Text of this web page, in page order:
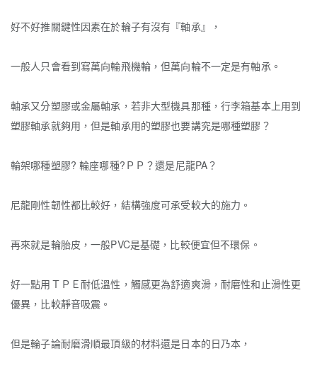
好不好推關鍵性因素在於輪子有沒有『軸承』，
一般人只會看到寫萬向輪飛機輪，但萬向輪不一定是有軸承。
軸承又分塑膠或金屬軸承，若非大型機具那種，行李箱基本上用到
塑膠軸承就夠用，但是軸承用的塑膠也要講究是哪種塑膠？
輪架哪種塑膠? 輪座哪種? ＰＰ？還是尼龍PA？
尼龍剛性韌性都比較好，結構強度可承受較大的施力。
再來就是輪胎皮，一般PVC是基礎，比較便宜但不環保。
好一點用ＴＰＥ耐低溫性，觸感更為舒適爽滑，耐磨性和止滑性更
優異，比較靜音吸震。
但是輪子論耐磨滑順最頂級的材料還是日本的日乃本，